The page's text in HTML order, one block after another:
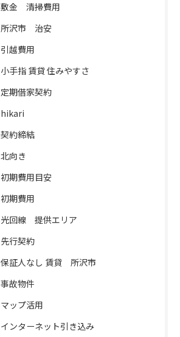
敷金 清掃費用
所沢市 治安
引越費用
小手指 賃貸 住みやすさ
定期借家契約
hikari
契約締結
北向き
初期費用目安
初期費用
光回線 提供エリア
先行契約
保証人なし 賃貸 所沢市
事故物件
マップ活用
インターネット引き込み